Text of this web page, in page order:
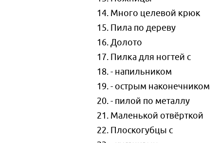
14. Много целевой крюк
15. Пила по дереву
16. Долото
17. Пилка для ногтей с
18. - напильником
19. - острым наконечником
20. - пилой по металлу
21. Маленькой отвёрткой
22. Плоскогубцы с